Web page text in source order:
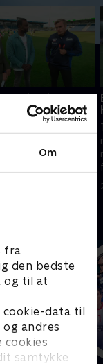
Om
fra
den bedste
og til at
cookie-data til
andres
samtykke
Hjørring-FC
og interviews